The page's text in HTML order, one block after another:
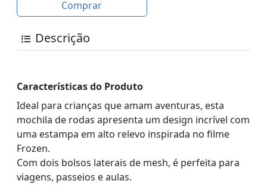
Comprar
Descrição
Características do Produto
Ideal para crianças que amam aventuras, esta
mochila de rodas apresenta um design incrível com
uma estampa em alto relevo inspirada no filme
Frozen.
Com dois bolsos laterais de mesh, é perfeita para
viagens, passeios e aulas.